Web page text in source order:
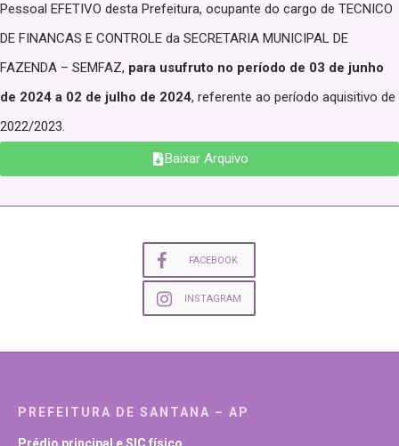
Pessoal EFETIVO desta Prefeitura, ocupante do cargo de TECNICO
DE FINANCAS E CONTROLE da SECRETARIA MUNICIPAL DE
FAZENDA – SEMFAZ, para usufruto no período de 03 de junho
de 2024 a 02 de julho de 2024, referente ao período aquisitivo de
2022/2023.
Baixar Arquivo
FACEBOOK
INSTAGRAM
PREFEITURA DE SANTANA – AP